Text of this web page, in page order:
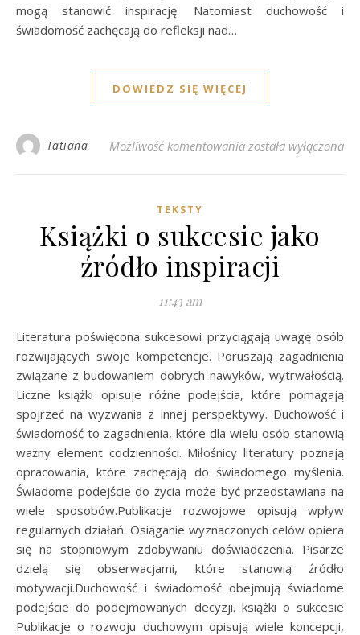
mogą stanowić inspirację. Natomiast duchowość i
świadomość zachęcają do refleksji nad…
DOWIEDZ SIĘ WIĘCEJ
Tatiana Możliwość komentowania Jak rozwijać
została wyłączona
TEKSTY
Książki o sukcesie jako
źródło inspiracji
11:43 am
Literatura poświęcona sukcesowi przyciągają uwagę osób
rozwijających swoje kompetencje. Poruszają zagadnienia
związane z budowaniem dobrych nawyków, wytrwałością.
Liczne książki opisuje różne podejścia, które pomagają
spojrzeć na wyzwania z innej perspektywy. Duchowość i
świadomość to zagadnienia, które dla wielu osób stanowią
ważny element codzienności. Miłośnicy literatury poznają
opracowania, które zachęcają do świadomego myślenia.
Świadome podejście do życia może być przedstawiana na
wiele sposobów.Publikacje rozwojowe opisują wpływ
regularnych działań. Osiąganie wyznaczonych celów opiera
się na stopniowym zdobywaniu doświadczenia. Pisarze
dzielą się obserwacjami, które stanowią źródło
motywacji.Duchowość i świadomość obejmują świadome
podejście do podejmowanych decyzji. książki o sukcesie
Publikacje o rozwoju duchowym opisują wiele koncepcji,